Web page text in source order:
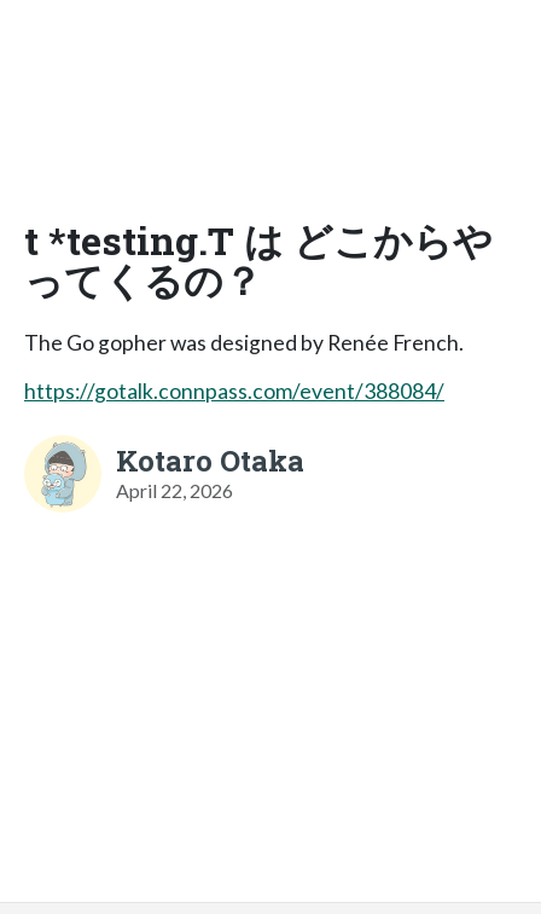
t *testing.T は どこからや
ってくるの？
The Go gopher was designed by Renée French.
https://gotalk.connpass.com/event/388084/
Kotaro Otaka
April 22, 2026